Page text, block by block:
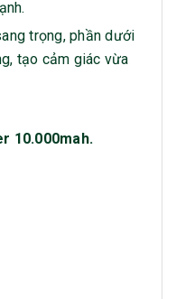
trọng, phần dưới
tạo cảm giác vừa
10.000mah.